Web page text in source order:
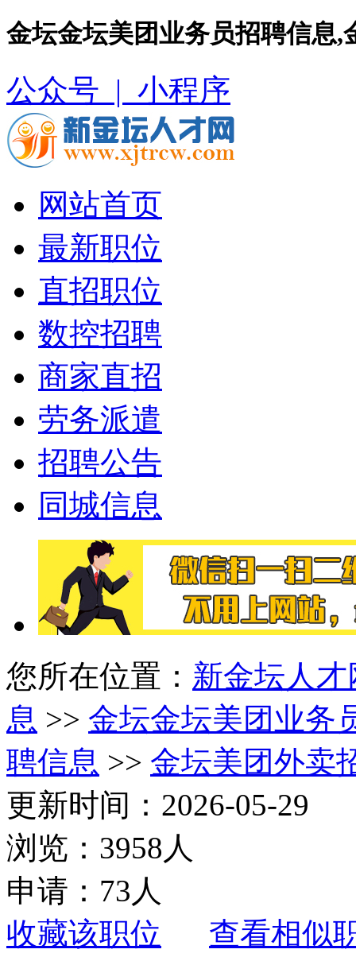
金坛金坛美团业务员招聘信息
公众号 | 小程序
网站首页
最新职位
直招职位
数控招聘
商家直招
劳务派遣
招聘公告
同城信息
您所在位置： 新金坛人才
息 >> 金坛金坛美团业务
聘信息 >> 金坛美团外卖
更新时间：2026-05-29
浏览：3958人
申请：73人
收藏该职位
查看相似